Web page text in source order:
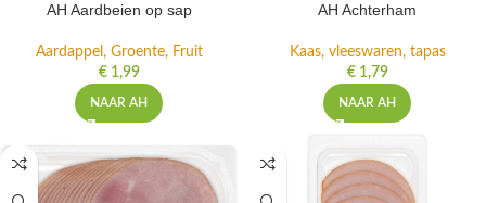
AH Aardbeien op sap
Aardappel, Groente, Fruit
€1,99
NAAR AH
AH Achterham
Kaas, vleeswaren, tapas
€1,79
NAAR AH